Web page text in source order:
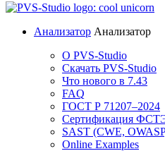
Анализатор Анализатор
О PVS-Studio
Скачать PVS-Studio
Что нового в 7.43
FAQ
ГОСТ Р 71207–2024
Сертификация
SAST (CWE,
Online Examples